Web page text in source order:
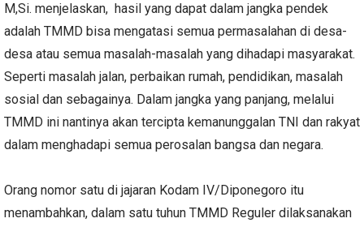
M,Si. menjelaskan, hasil yang dapat dalam jangka pendek
adalah TMMD bisa mengatasi semua permasalahan di desa-
desa atau semua masalah-masalah yang dihadapi masyarakat.
Seperti masalah jalan, perbaikan rumah, pendidikan, masalah
sosial dan sebagainya. Dalam jangka yang panjang, melalui
TMMD ini nantinya akan tercipta kemanunggalan TNI dan rakyat
dalam menghadapi semua perosalan bangsa dan negara.
Orang nomor satu di jajaran Kodam IV/Diponegoro itu
menambahkan, dalam satu tuhun TMMD Reguler dilaksanakan